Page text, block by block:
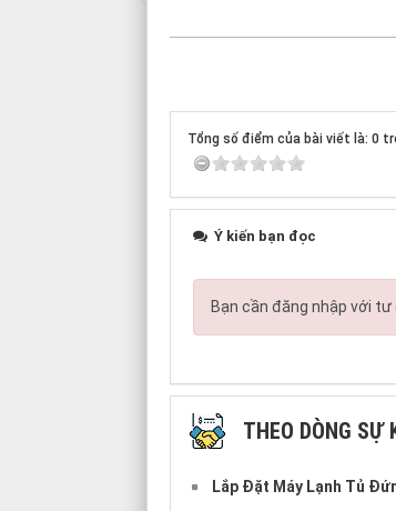
Tổng số điểm của bài viết là: 0
Ý kiến bạn đọc
Bạn cần đăng nhập với tư
THEO DÒNG SỰ
Lắp Đặt Máy Lạnh Tủ